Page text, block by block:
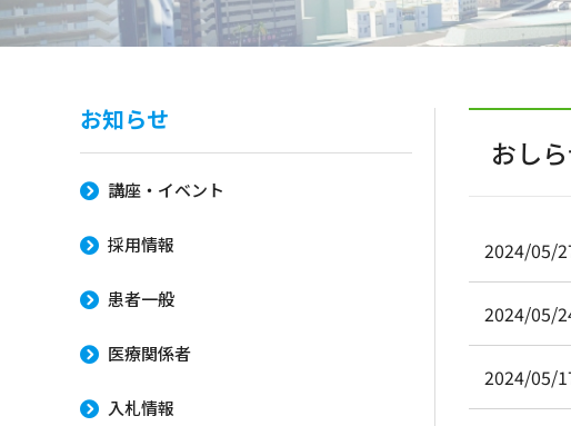
おし
2024/05/
2024/05/
2024/05/
お知らせ
講座・イベント
採用情報
患者一般
医療関係者
入札情報